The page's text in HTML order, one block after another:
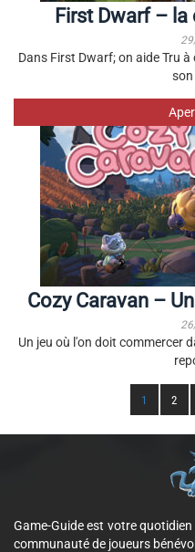
First Dwarf –
Dans First Dwarf; on aide Tru
son
Cozy Caravan –
Un jeu où l'on doit commercer
1 2
Game-Guide est votre
communauté de joueurs